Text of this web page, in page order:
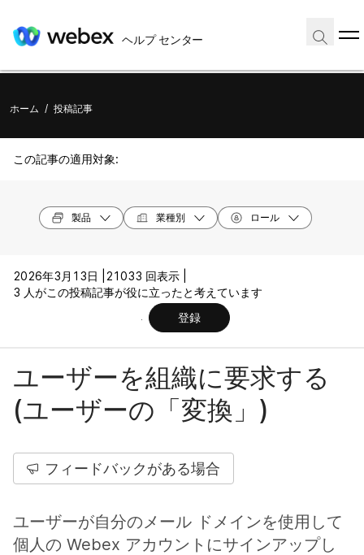
ヘルプ センター
ホーム / 投稿記事
この記事の適用対象:
製品 業種別 ロール
2026年3月13日 |
21033 回表示 |
3 人がこの投稿記事が役に立ったと考えています
登録
ユーザーを組織に要求する
(ユーザーの「変換」)
フィードバックがある場合
ユーザーが自分のメール ドメインを使用して
個人の Webex アカウントにサインアップし